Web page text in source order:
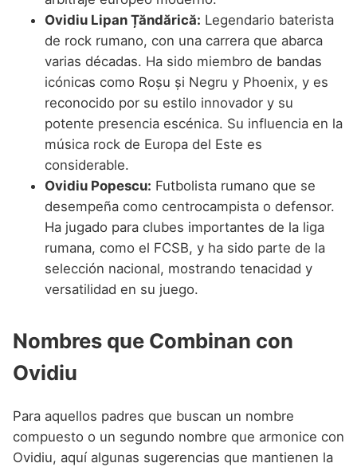
Ovidiu Lipan Țăndărică: Legendario baterista
de rock rumano, con una carrera que abarca
varias décadas. Ha sido miembro de bandas
icónicas como Roșu și Negru y Phoenix, y es
reconocido por su estilo innovador y su
potente presencia escénica. Su influencia en la
música rock de Europa del Este es
considerable.
Ovidiu Popescu: Futbolista rumano que se
desempeña como centrocampista o defensor.
Ha jugado para clubes importantes de la liga
rumana, como el FCSB, y ha sido parte de la
selección nacional, mostrando tenacidad y
versatilidad en su juego.
Nombres que Combinan con
Ovidiu
Para aquellos padres que buscan un nombre
compuesto o un segundo nombre que armonice con
Ovidiu, aquí algunas sugerencias que mantienen la